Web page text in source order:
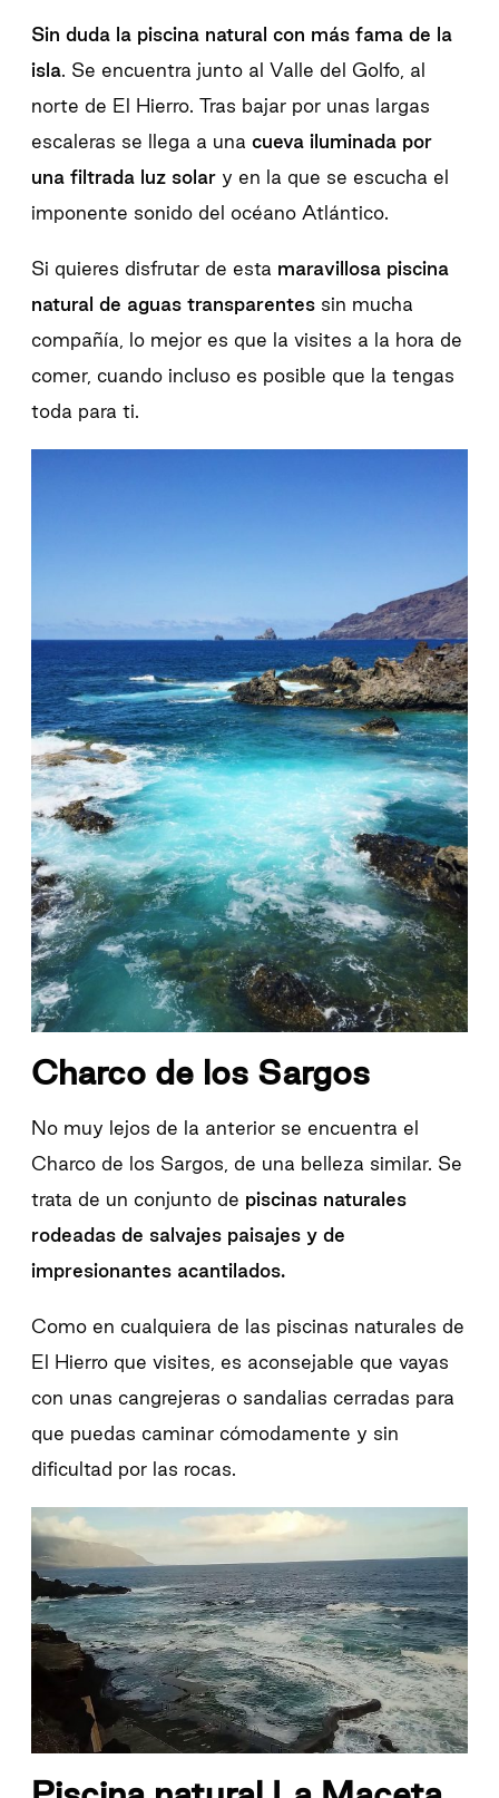
Sin duda la piscina natural con más fama de la
isla. Se encuentra junto al Valle del Golfo, al
norte de El Hierro. Tras bajar por unas largas
escaleras se llega a una cueva iluminada por
una filtrada luz solar y en la que se escucha el
imponente sonido del océano Atlántico.
Si quieres disfrutar de esta maravillosa piscina
natural de aguas transparentessin mucha
compañía, lo mejor es que la visites a la hora de
comer, cuando incluso es posible que la tengas
toda para ti.
Charco de los Sargos
No muy lejos de la anterior se encuentra el
Charco de los Sargos, de una belleza similar. Se
trata de un conjunto de piscinas naturales
rodeadas de salvajes paisajes y de
impresionantes acantilados.
Como en cualquiera de las piscinas naturales de
El Hierro que visites, es aconsejable que vayas
con unas cangrejeras o sandalias cerradas para
que puedas caminar cómodamente y sin
dificultad por las rocas.